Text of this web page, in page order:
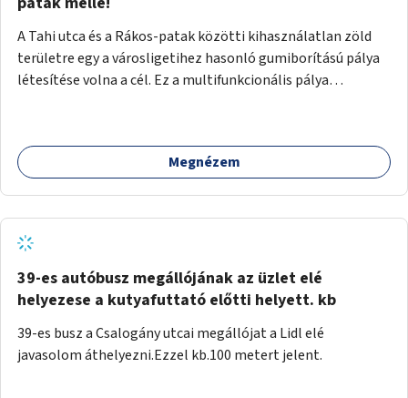
A Tahi utca és a Rákos-patak közötti kihasználatlan zöld
területre egy a városligetihez hasonló gumiborítású pálya
létesítése volna a cél. Ez a multifunkcionális pálya
Megnézem
39-es autóbusz megállójának az üzlet elé
helyezese a kutyafuttató előtti helyett. kb
39-es busz a Csalogány utcai megállójat a Lidl elé
javasolom áthelyezni.Ezzel kb.100 metert jelent.